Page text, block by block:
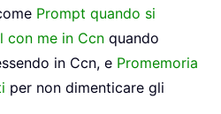
Prompt quando si
con me in Ccn quando
in Ccn, e Promemoria
per non dimenticare gli